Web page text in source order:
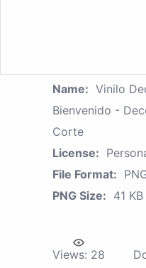
Name: Vinilo
Bienvenido -
Corte
License:
File Format:
PNG Size: 41 KB
Views: 28